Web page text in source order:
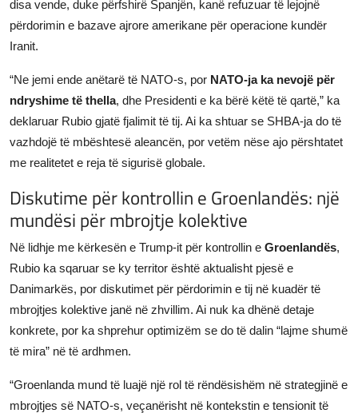
disa vende, duke përfshirë Spanjën, kanë refuzuar të lejojnë
përdorimin e bazave ajrore amerikane për operacione kundër
Iranit.
“Ne jemi ende anëtarë të NATO-s, por NATO-ja ka nevojë për
ndryshime të thella, dhe Presidenti e ka bërë këtë të qartë,” ka
deklaruar Rubio gjatë fjalimit të tij. Ai ka shtuar se SHBA-ja do të
vazhdojë të mbështesë aleancën, por vetëm nëse ajo përshtatet
me realitetet e reja të sigurisë globale.
Diskutime për kontrollin e Groenlandës: një
mundësi për mbrojtje kolektive
Në lidhje me kërkesën e Trump-it për kontrollin e Groenlandës,
Rubio ka sqaruar se ky territor është aktualisht pjesë e
Danimarkës, por diskutimet për përdorimin e tij në kuadër të
mbrojtjes kolektive janë në zhvillim. Ai nuk ka dhënë detaje
konkrete, por ka shprehur optimizëm se do të dalin “lajme shumë
të mira” në të ardhmen.
“Groenlanda mund të luajë një rol të rëndësishëm në strategjinë e
mbrojtjes së NATO-s, veçanërisht në kontekstin e tensionit të